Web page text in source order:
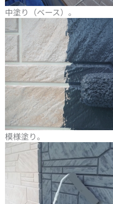
中塗り（ベース）。
模様塗り。